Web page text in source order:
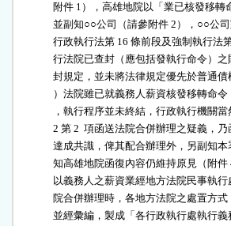
附件 1），高雄地院以「業已核發
並副知○○公司（請參附件 2），○○
行政執行法第 16 條前段及強制執行法
行法院已查封（應包括發執行命令
封規定，並未將法律規定優先於普
）法院雖已就義務人薪資核發移轉
，執行程序並未終結，行政執行機
2 第 2  項函送法院合併辦理之疑義
達成共識，俾其配合辦理外，另副
知高雄地院函復內容仍維持原見（
以義務人之薪資業經地方法院民事
院合併辦理時，各地方法院之處置
並經彙編，製成「各行政執行處執